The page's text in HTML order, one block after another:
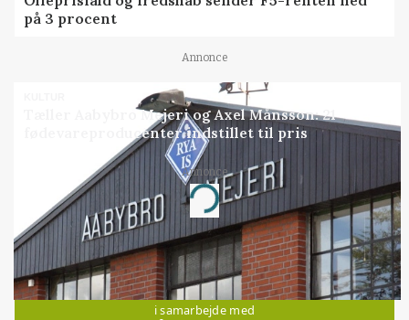
på 3 procent
Annonce
Tæller Aabybro Mejeri og Axel Månsson: 21
fødevareproducenter indstillet til pris
Annonce
Loading...
Jobs
i samarbejde med